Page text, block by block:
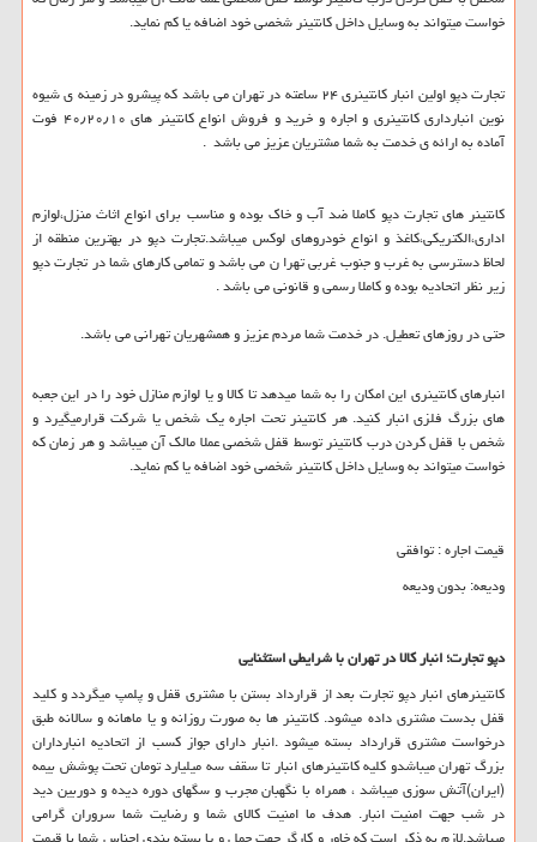
خواست میتواند به وسایل داخل کانتینر شخصی خود اضافه یا کم نماید.
تجارت دپو اولین انبار کانتینری ۲۴ ساعته در تهران می باشد که پیشرو در زمینه ی شیوه
نوین انبارداری کانتینری و اجاره و خرید و فروش انواع کانتینر های ۴۰٫۲۰٫۱۰ فوت
آماده به ارائه ی خدمت به شما مشتریان عزیز می باشد .
کانتینر های تجارت دپو کاملا ضد آب و خاک بوده و مناسب برای انواع اثاث منزل،لوازم
اداری،الکتریکی،کاغذ و انواع خودروهای لوکس میباشد.تجارت دپو در بهترین منطقه از
لحاظ دسترسی به غرب و جنوب غربی تهرا ن می باشد و تمامی کارهای شما در تجارت دپو
زیر نظر اتحادیه بوده و کاملا رسمی و قانونی می باشد .
حتی در روزهای تعطیل. در خدمت شما مردم عزیز و همشهریان تهرانی می باشد.
انبارهای کانتینری این امکان را به شما میدهد تا کالا و یا لوازم منازل خود را در این جعبه
های بزرگ فلزی انبار کنید. هر کانتینر تحت اجاره یک شخص یا شرکت قرارمیگیرد و
شخص با قفل کردن درب کانتینر توسط قفل شخصی عملا مالک آن میباشد و هر زمان که
خواست میتواند به وسایل داخل کانتینر شخصی خود اضافه یا کم نماید.
قیمت اجاره : توافقی
ودیعه: بدون ودیعه
دپو تجارت؛ انبار کالا در تهران با شرایطی استثنایی
کانتینرهای انبار دپو تجارت بعد از قرارداد بستن با مشتری قفل و پلمپ میگردد و کلید
قفل بدست مشتری داده میشود. کانتینر ها به صورت روزانه و یا ماهانه و سالانه طبق
درخواست مشتری قرارداد بسته میشود .انبار دارای جواز کسب از اتحادیه انبارداران
بزرگ تهران میباشدو کلیه کانتینرهای انبار تا سقف سه میلیارد تومان تحت پوشش بیمه
(ایران)آتش سوزی میباشد ، همراه با نگهبان مجرب و سگهای دوره دیده و دوربین دید
در شب جهت امنیت انبار. هدف ما امنیت کالای شما و رضایت شما سروران گرامی